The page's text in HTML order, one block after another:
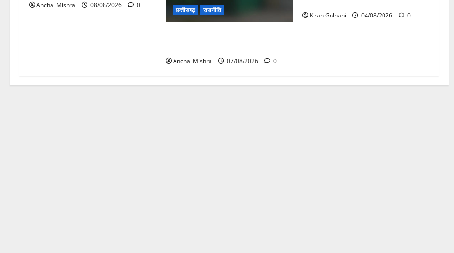
Anchal Mishra 08/08/2026 0
छत्तीसगढ़ राजनीति
Anchal Mishra 07/08/2026 0
Kiran Golhani 04/08/2026 0